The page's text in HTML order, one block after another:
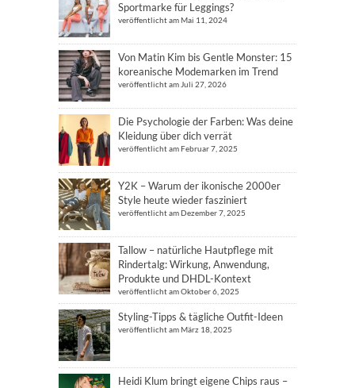
Sportmarke für Leggings?
veröffentlicht am Mai 11, 2024
Von Matin Kim bis Gentle Monster: 15
koreanische Modemarken im Trend
veröffentlicht am Juli 27, 2026
Die Psychologie der Farben: Was deine
Kleidung über dich verrät
veröffentlicht am Februar 7, 2025
Y2K – Warum der ikonische 2000er
Style heute wieder fasziniert
veröffentlicht am Dezember 7, 2025
Tallow – natürliche Hautpflege mit
Rindertalg: Wirkung, Anwendung,
Produkte und DHDL-Kontext
veröffentlicht am Oktober 6, 2025
Styling-Tipps & tägliche Outfit-Ideen
veröffentlicht am März 18, 2025
Heidi Klum bringt eigene Chips raus –